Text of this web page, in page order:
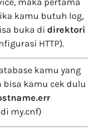
kamu butuh log,
buka di direktori
HTTP).
kamu yang
bisa kamu cek dulu
my.cnf)